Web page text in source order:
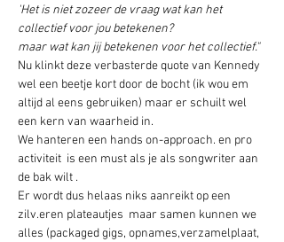
'Het is niet zozeer de vraag wat kan het
collectief voor jou betekenen?
maar wat kan jij betekenen voor het collectief."
Nu klinkt deze verbasterde quote van Kennedy
wel een beetje kort door de bocht (ik wou em
altijd al eens gebruiken) maar er schuilt wel
een kern van waarheid in.
We hanteren een hands on-approach. en pro
activiteit  is een must als je als songwriter aan
de bak wilt .
Er wordt dus helaas niks aanreikt op een
zilv.eren plateautjes  maar samen kunnen we
alles (packaged gigs, opnames,verzamelplaat,